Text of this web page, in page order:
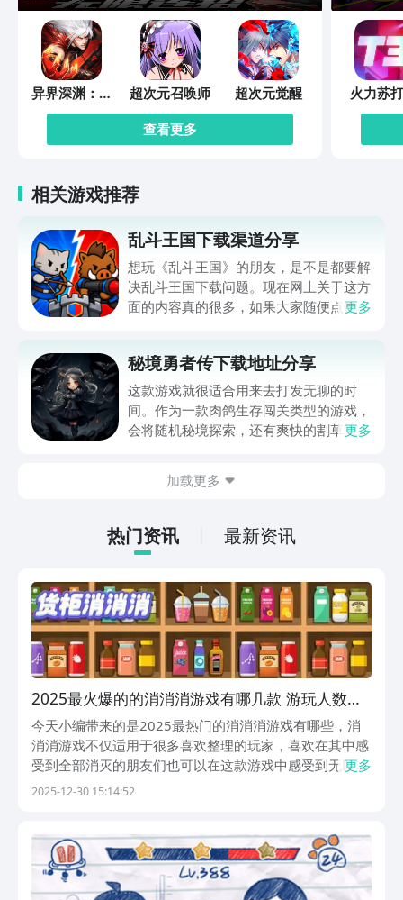
异界深渊：觉
醒
超次元召唤师
超次元觉醒
查看更多
火力苏
相关游戏推荐
乱斗王国下载渠道分享
想玩《乱斗王国》的朋友，是不是都要解
决乱斗王国下载问题。现在网上关于这方
面的内容真的很多，如果大家随便点击陌
app进行下载会更加方便，九游是手游福
利最多的游戏平台，在这里不仅能够看到
游戏资源，还能及时查看后续的消息、活
动内容等相关信息。
更多
秘境勇者传下载地址分享
这款游戏就很适合用来去打发无聊的时
间。作为一款肉鸽生存闯关类型的游戏，
会将随机秘境探索，还有爽快的割草闯关
接就可以下载。游戏的上手门槛还是比较
打发无聊的时间，可玩性真的比较高。
更多
加载更多
热门资讯 最新资讯
2025最火爆的的消消消游戏有哪几款 游玩人数最
多的消消消游戏分享
今天小编带来的是2025最热门的消消消游戏有哪些，消
消消游戏不仅适用于很多喜欢整理的玩家，喜欢在其中感
受到全部消灭的朋友们也可以在这款游戏中感受到无以言
喻的快感，消消消游戏的特色总是伴随着玩家们的喜好而
更多
2025-12-30 15:14:52